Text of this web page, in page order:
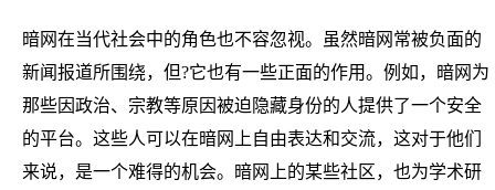
暗网在当代社会中的角色也不容忽视。虽然暗网常被负面的
新闻报道所围绕，但?它也有一些正面的作用。例如，暗网为
那些因政治、宗教等原因被迫隐藏身份的人提供了一个安全
的平台。这些人可以在暗网上自由表达和交流，这对于他们
来说，是一个难得的机会。暗网上的某些社区，也为学术研